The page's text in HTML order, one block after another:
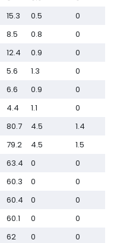
15.3 0.5
0
8.5 0.8
0
12.4 0.9
0
5.6 1.3
0
6.6 0.9
0
4.4 1.1
0
80.7 4.5
1.4
79.2 4.5
1.5
63.4 0
0
60.3 0
0
60.4 0
0
60.1 0
0
62 0
0